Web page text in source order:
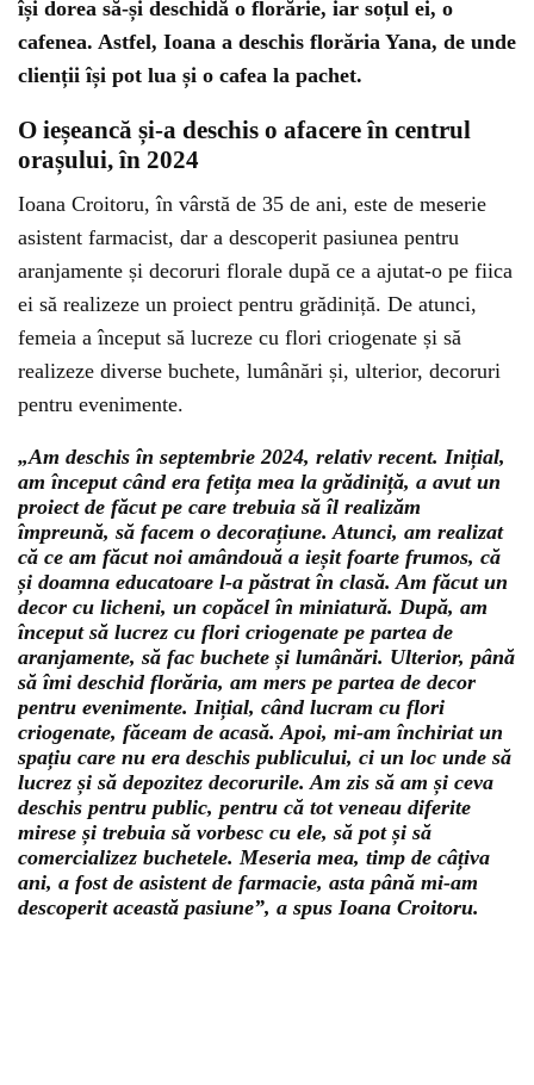
își dorea să-și deschidă o florărie, iar soțul ei, o
cafenea. Astfel, Ioana a deschis florăria Yana, de unde
clienții își pot lua și o cafea la pachet.
O ieșeancă și-a deschis o afacere în centrul
orașului, în 2024
Ioana Croitoru, în vârstă de 35 de ani, este de meserie
asistent farmacist, dar a descoperit pasiunea pentru
aranjamente și decoruri florale după ce a ajutat-o pe fiica
ei să realizeze un proiect pentru grădiniță. De atunci,
femeia a început să lucreze cu flori criogenate și să
realizeze diverse buchete, lumânări și, ulterior, decoruri
pentru evenimente.
„Am deschis în septembrie 2024, relativ recent. Inițial,
am început când era fetița mea la grădiniță, a avut un
proiect de făcut pe care trebuia să îl realizăm
împreună, să facem o decorațiune. Atunci, am realizat
că ce am făcut noi amândouă a ieșit foarte frumos, că
și doamna educatoare l-a păstrat în clasă. Am făcut un
decor cu licheni, un copăcel în miniatură. După, am
început să lucrez cu flori criogenate pe partea de
aranjamente, să fac buchete și lumânări. Ulterior, până
să îmi deschid florăria, am mers pe partea de decor
pentru evenimente. Inițial, când lucram cu flori
criogenate, făceam de acasă. Apoi, mi-am închiriat un
spațiu care nu era deschis publicului, ci un loc unde să
lucrez și să depozitez decorurile. Am zis să am și ceva
deschis pentru public, pentru că tot veneau diferite
mirese și trebuia să vorbesc cu ele, să pot și să
comercializez buchetele. Meseria mea, timp de câțiva
ani, a fost de asistent de farmacie, asta până mi-am
descoperit această pasiune”, a spus Ioana Croitoru.